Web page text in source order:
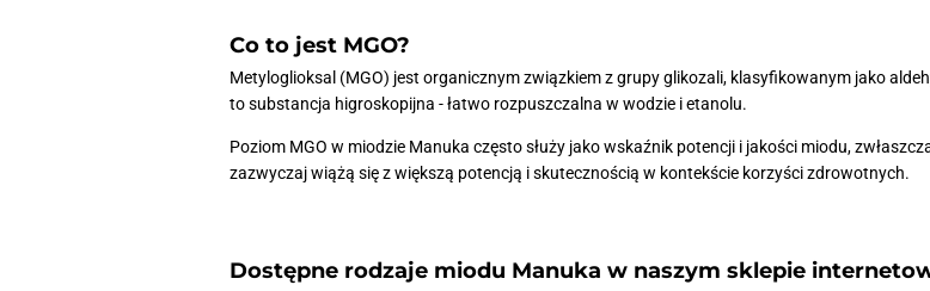
Co to jest MGO?
Metyloglioksal (MGO) jest organicznym związkiem z grupy glikozali, klasyfikowanym jako
to substancja higroskopijna - łatwo rozpuszczalna w wodzie i etanolu.
Poziom MGO w miodzie Manuka często służy jako wskaźnik potencji i jakości miodu,
zazwyczaj wiążą się z większą potencją i skutecznością w kontekście korzyści zdrowotnych.
Dostępne rodzaje miodu Manuka w naszym sklepie